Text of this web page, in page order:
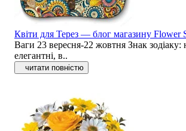
Квіти для Терез — блог магазину Flower
Ваги 23 вересня-22 жовтня Знак зодіаку:
елегантні, в..
читати повністю